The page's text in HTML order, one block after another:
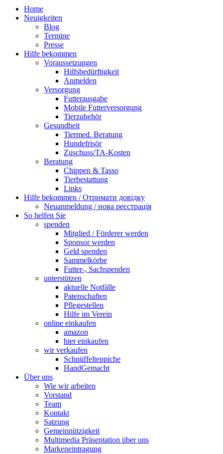
Home
Neuigkeiten
Blog
Termine
Presse
Hilfe bekommen
Voraussetzungen
Hilfsbedürftigkeit
Anmelden
Versorgung
Futterausgabe
Mobile Futterversorgung
Tierzubehör
Gesundheit
Tiermed. Beratung
Hundefrisör
Zuschuss/TA-Kosten
Beratung
Chippen & Tasso
Tierbestattung
Links
Hilfe bekommen / Отримати довідку
Neuanmeldung / нова реєстрація
So helfen Sie
spenden
Mitglied / Förderer werden
Sponsor werden
Geld spenden
Sammelkörbe
Futter-, Sachspenden
unterstützen
aktuelle Notfälle
Patenschaften
Pflegestellen
Hilfe im Verein
online einkaufen
amazon
hier einkaufen
wir verkaufen
Schnüffelteppiche
HandGemacht
Über uns
Wie wir arbeiten
Vorstand
Team
Kontakt
Satzung
Gemeinnützigkeit
Multimedia Präsentation über uns
Markeneintragung